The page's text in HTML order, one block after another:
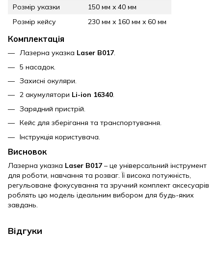
Розмір указки
150 мм x 40 мм
Розмір кейсу
230 мм x 160 мм x 60 мм
Комплектація
Лазерна указка Laser B017.
5 насадок.
Захисні окуляри.
2 акумулятори Li-ion 16340.
Зарядний пристрій.
Кейс для зберігання та транспортування.
Інструкція користувача.
Висновок
Лазерна указка Laser B017 – це універсальний інструмент
для роботи, навчання та розваг. Її висока потужність,
регульоване фокусування та зручний комплект аксесуарів
роблять цю модель ідеальним вибором для будь-яких
завдань.
Відгуки